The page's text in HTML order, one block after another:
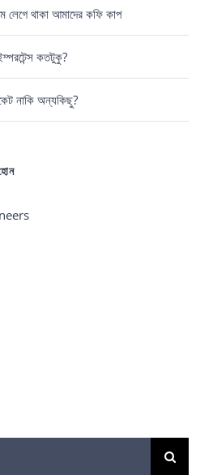
লেগে থাকা আমাদের কফি কাপ
কতটুকু?
নাকি অন্যকিছু?